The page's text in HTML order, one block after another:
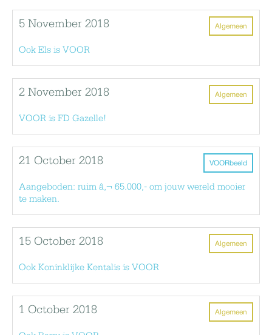
Algemeen
5 November 2018
Ook Els is VOOR
Algemeen
2 November 2018
VOOR is FD Gazelle!
VOORbeeld
21 October 2018
Aangeboden: ruim â‚¬ 65.000,- om jouw wereld mooier
te maken.
Algemeen
15 October 2018
Ook Koninklijke Kentalis is VOOR
Algemeen
1 October 2018